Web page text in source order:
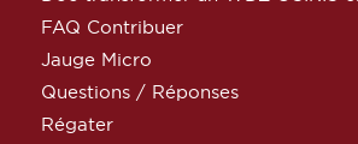
FAQ Contribuer
Jauge Micro
Questions / Réponses
Régater